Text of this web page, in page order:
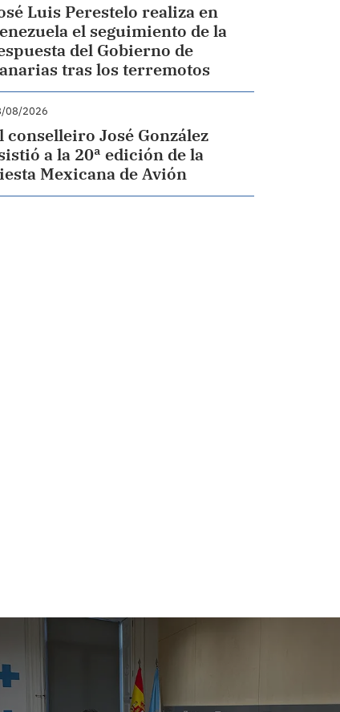
Luis Perestelo realiza en
el seguimiento de la
del Gobierno de
tras los terremotos
08/2026
conselleiro José González
a la 20ª edición de la
Mexicana de Avión